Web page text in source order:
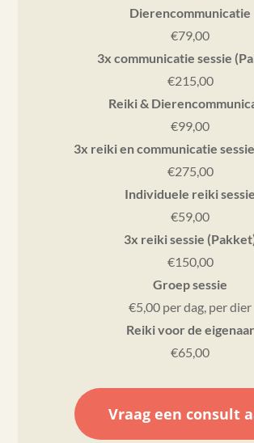
Dierencommunicatie
€79,00
3x communicatie sessie
€215,00
Reiki &
€99,00
3x reiki en communicatie
€275,00
Individuele reiki sessie
€59,00
3x reiki sessie
€150,00
Groep sessie
€5,00 per dag, per dier
Reiki voor de eigenaar
€65,00
Vraag een consult